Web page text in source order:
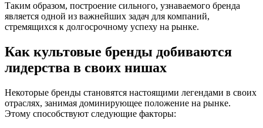
Таким образом, построение сильного, узнаваемого бренда
является одной из важнейших задач для компаний,
стремящихся к долгосрочному успеху на рынке.
Как культовые бренды добиваются
лидерства в своих нишах
Некоторые бренды становятся настоящими легендами в своих
отраслях, занимая доминирующее положение на рынке.
Этому способствуют следующие факторы: